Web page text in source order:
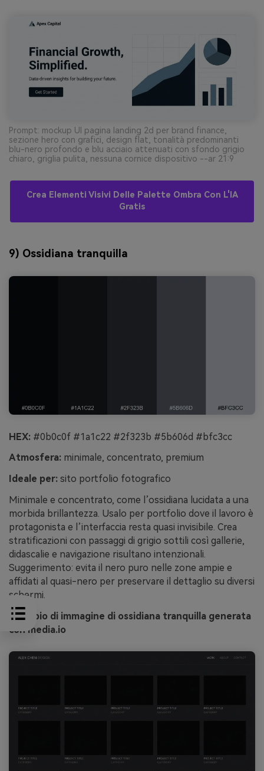
Prompt: mockup UI pagina landing 2d per brand finance,
sezione hero con grafici, design flat, tonalità predominanti
blu-nero profondo e blu acciaio attenuati con sfondo grigio
chiaro, griglia pulita, nessuna cornice dispositivo --ar 21:9
Crea Elementi Visivi Delle Palette Ombra Con L'IA
Gratis
9) Ossidiana tranquilla
HEX: #0b0c0f #1a1c22 #2f323b #5b606d #bfc3cc
Atmosfera: minimale, concentrato, premium
Ideale per: sito portfolio fotografico
Minimale e concentrato, come l’ossidiana lucidata a una
morbida brillantezza. Usalo per portfolio dove il lavoro è
protagonista e l’interfaccia resta quasi invisibile. Crea
stratificazioni con passaggi di grigio sottili così gallerie,
didascalie e navigazione risultano intenzionali.
Suggerimento: evita il nero puro nelle zone ampie e
affidati al quasi-nero per preservare il dettaglio su diversi
schermi.
Esempio di immagine di ossidiana tranquilla generata
con media.io